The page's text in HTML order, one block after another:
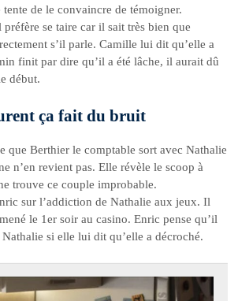
tente de le convaincre de témoigner.
se taire car il sait très bien que
s’il parle. Camille lui dit qu’elle a
finit par dire qu’il a été lâche, il aurait dû
début.
ça fait du bruit
que Berthier le comptable sort avec Nathalie
n’en revient pas. Elle révèle le scoop à
trouve ce couple improbable.
sur l’addiction de Nathalie aux jeux. Il
le 1er soir au casino. Enric pense qu’il
si elle lui dit qu’elle a décroché.